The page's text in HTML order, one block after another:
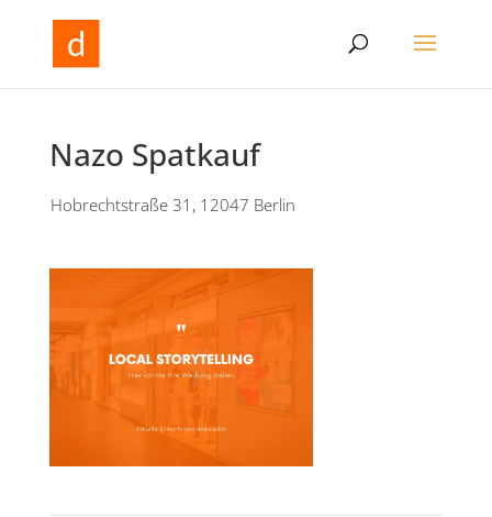
Nazo Spatkauf
Hobrechtstraße 31, 12047 Berlin